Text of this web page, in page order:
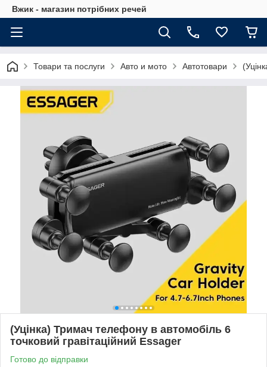
Вжик - магазин потрiбних речей
Товари та послуги Авто и мото Автотовари
(Уцінка) Тримач телефону в автомобіль 6
точковий гравітаційний Essager
Готово до відправки